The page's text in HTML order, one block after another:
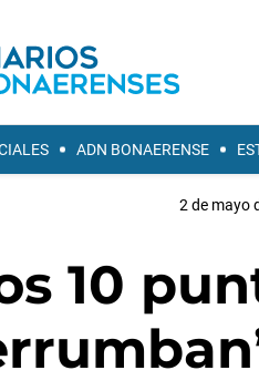
ADN BONAERENSE
2 de mayo
10